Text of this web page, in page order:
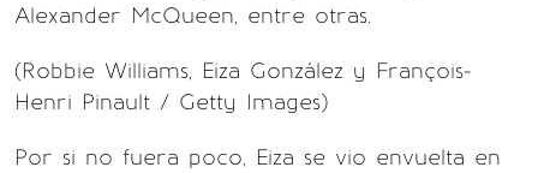
Alexander McQueen, entre otras.
(Robbie Williams, Eiza González y François-
Henri Pinault / Getty Images)
Por si no fuera poco, Eiza se vio envuelta en